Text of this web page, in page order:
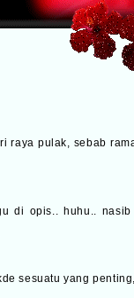
raya pulak, sebab
di opis.. huhu..
sesuatu yang